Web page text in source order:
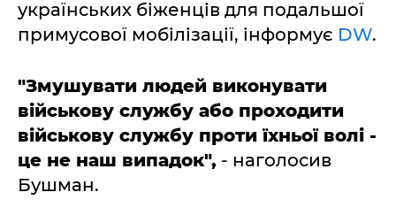
українських біженців для подальшої
примусової мобілізації, інформує DW.
"Змушувати людей виконувати
військову службу або проходити
військову службу проти їхньої волі -
це не наш випадок", - наголосив
Бушман.